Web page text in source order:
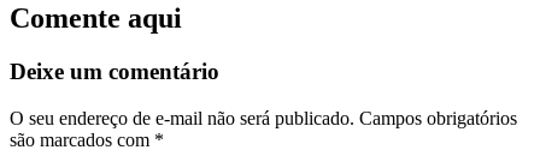
Comente aqui
Deixe um comentário
O seu endereço de e-mail não será publicado. Campos obrigatórios
são marcados com *